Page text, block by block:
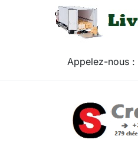
Appelez-nous :